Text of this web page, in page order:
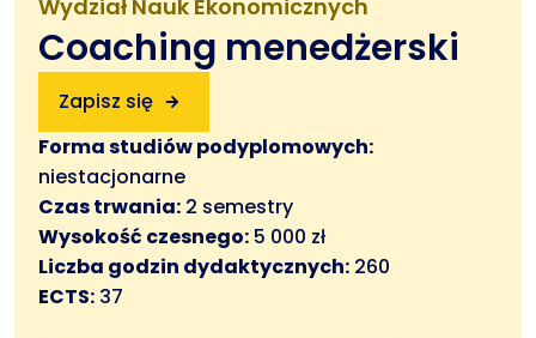
Wydział Nauk Ekonomicznych
Coaching menedżerski
Zapisz się
Forma studiów podyplomowych:
niestacjonarne
Czas trwania: 2 semestry
Wysokość czesnego: 5 000 zł
Liczba godzin dydaktycznych: 260
ECTS: 37